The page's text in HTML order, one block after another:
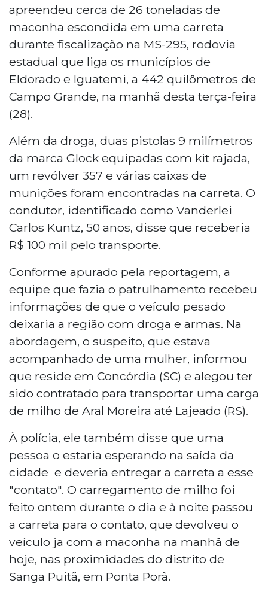
apreendeu cerca de 26 toneladas de
maconha escondida em uma carreta
durante fiscalização na MS-295, rodovia
estadual que liga os municípios de
Eldorado e Iguatemi, a 442 quilômetros de
Campo Grande, na manhã desta terça-feira
(28).
Além da droga, duas pistolas 9 milímetros
da marca Glock equipadas com kit rajada,
um revólver 357 e várias caixas de
munições foram encontradas na carreta. O
condutor, identificado como Vanderlei
Carlos Kuntz, 50 anos, disse que receberia
R$ 100 mil pelo transporte.
Conforme apurado pela reportagem, a
equipe que fazia o patrulhamento recebeu
informações de que o veículo pesado
deixaria a região com droga e armas. Na
abordagem, o suspeito, que estava
acompanhado de uma mulher, informou
que reside em Concórdia (SC) e alegou ter
sido contratado para transportar uma carga
de milho de Aral Moreira até Lajeado (RS).
À polícia, ele também disse que uma
pessoa o estaria esperando na saída da
cidade e deveria entregar a carreta a esse
"contato". O carregamento de milho foi
feito ontem durante o dia e à noite passou
a carreta para o contato, que devolveu o
veículo ja com a maconha na manhã de
hoje, nas proximidades do distrito de
Sanga Puitã, em Ponta Porã.